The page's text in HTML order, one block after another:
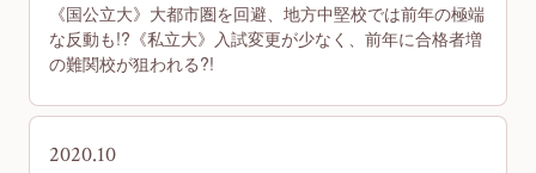
《国公立大》大都市圏を回避、地方中堅校では前年の極端
な反動も!?《私立大》入試変更が少なく、前年に合格者増
の難関校が狙われる?!
2020.10